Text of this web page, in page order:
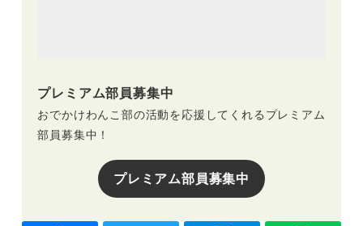
プレミアム部員募集中
おでかけわんこ部の活動を応援してくれるプレミアム
部員募集中！
プレミアム部員募集中